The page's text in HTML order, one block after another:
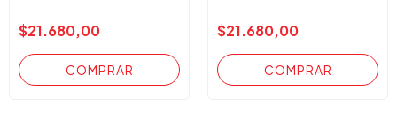
$21.680,00 $21.680,00